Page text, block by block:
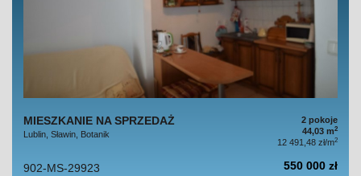
MIESZKANIE NA SPRZEDAŻ
Lublin, Sławin, Botanik
2 pokoje
44,03 m2
12 491,48 zł/m2
902-MS-29923 550 000 zł